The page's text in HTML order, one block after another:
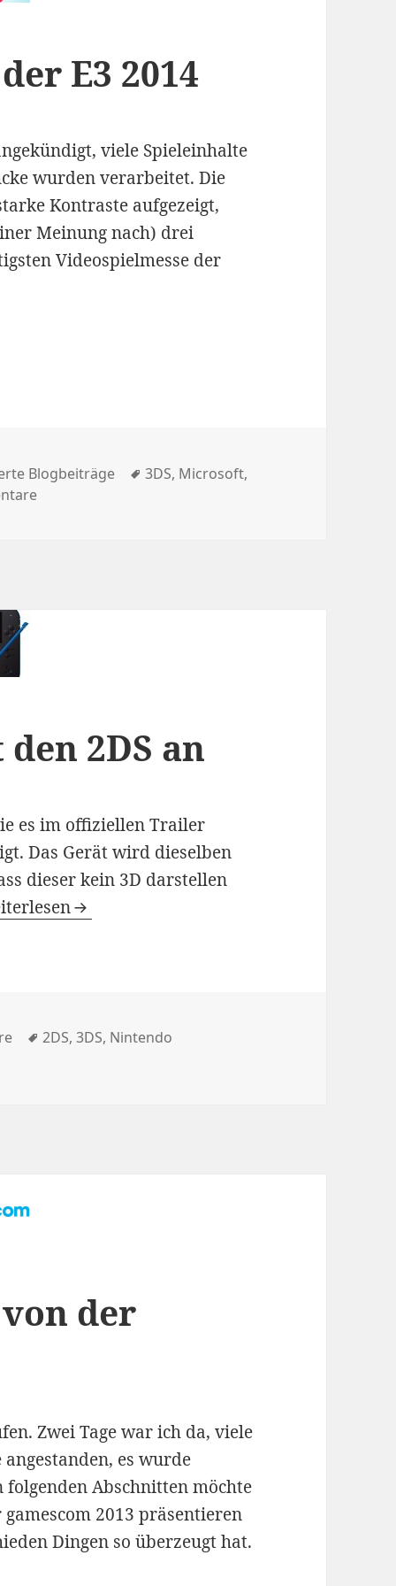
E3 2014
viele Spieleinhalte
wurden verarbeitet. Die
Kontraste aufgezeigt,
Meinung nach) drei
Videospielmesse der
Blogbeiträge Schlagwörter
3DS, Microsoft,
zu Meine Highlights der E3 2014
2DS an
es im offiziellen Trailer
Das Gerät wird dieselben
dieser kein 3D darstellen
kündigt den 2DS an
Schlagwörter
2DS,3DS, Nintendo
an
der
Zwei Tage war ich da, viele
es wurde
folgenden Abschnitten möchte
2013 präsentieren
Dingen so überzeugt hat.